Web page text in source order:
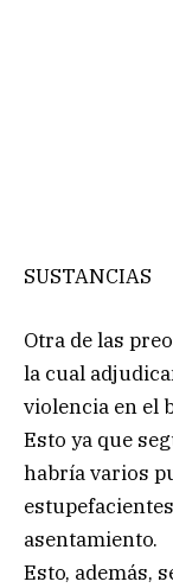
SUSTANCIAS
Otra de las
la cual
violencia en el
Esto ya que
habría varios
asentamiento.
Esto, además,